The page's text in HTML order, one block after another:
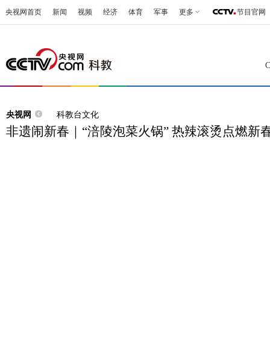
央视网首页 新闻 视频 经济 体育 军事 更多 节目官网
央视网 科教台文化
非遗闹新春｜“涪陵泡菜火锅” 热辣滚烫点燃新